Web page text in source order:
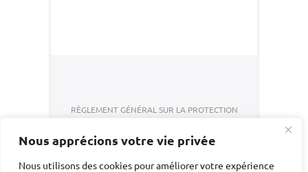
Nous apprécions votre vie privée
Nous utilisons des cookies pour améliorer votre expérience
RÈGLEMENT GÉNÉRAL SUR LA PROTECTION
CONDITIONS GENERALES DE VENTE